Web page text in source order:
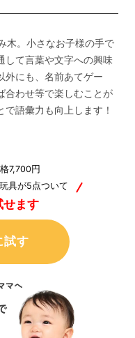
木。小さなお子様の手で
して言葉や文字への興味
外にも、名前あてゲー
合わせ等で楽しむことが
語彙力も向上します！
7,700円
具が5点ついて
ます
試す